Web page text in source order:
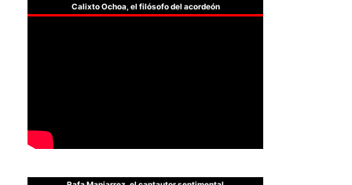
Calixto Ochoa, el filósofo del acordeón